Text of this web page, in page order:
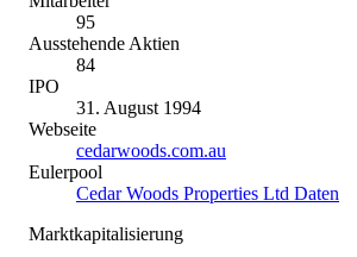
95
Ausstehende Aktien
84
IPO
31. August 1994
Webseite
cedarwoods.com.au
Eulerpool
Cedar Woods Properties Ltd Daten
Marktkapitalisierung